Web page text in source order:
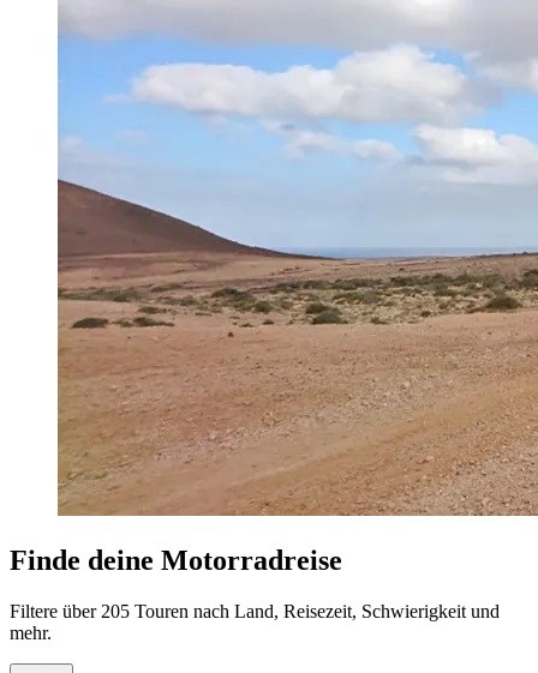
Finde deine Motorradreise
Filtere über 205 Touren nach Land, Reisezeit, Schwierigkeit und
mehr.